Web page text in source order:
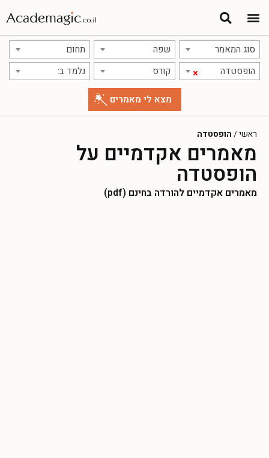
סוג המאמר שפה תחום
× הופסטדה קורס נלמד ב:
ראשי / הופסטדה
מאמרים אקדמיים על
הופסטדה
מאמרים אקדמיים להורדה בחינם (pdf)